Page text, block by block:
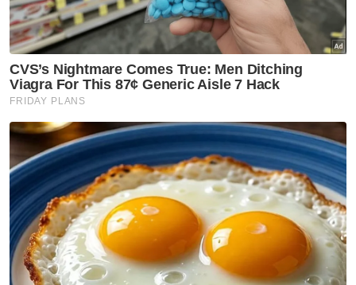
"Pihak kelab sentiasa menghormati
keputusan setiap pemain dalam perkara ini.
Namun, pelaburan pihak kelab dalam
pembangunan pemain juga perlu diambil
kira, kelab pastinya mengalami kerugian
sekiranya pemain yang disemai dan